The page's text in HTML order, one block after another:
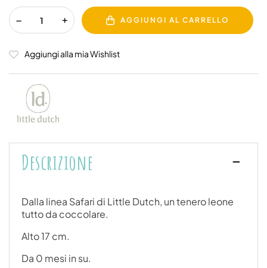
AGGIUNGI AL CARRELLO
Aggiungi alla mia Wishlist
Descrizione
Dalla linea Safari di Little Dutch, un tenero leone
tutto da coccolare.
Alto 17 cm.
Da 0 mesi in su.